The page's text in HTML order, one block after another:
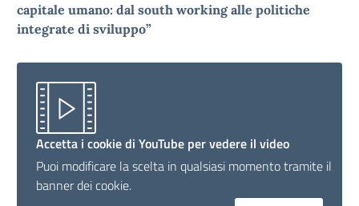
capitale umano: dal south working alle politiche
integrate di sviluppo”
Accetta i cookie di YouTube per vedere il video
Puoi modificare la scelta in qualsiasi momento tramite il
banner dei cookie.